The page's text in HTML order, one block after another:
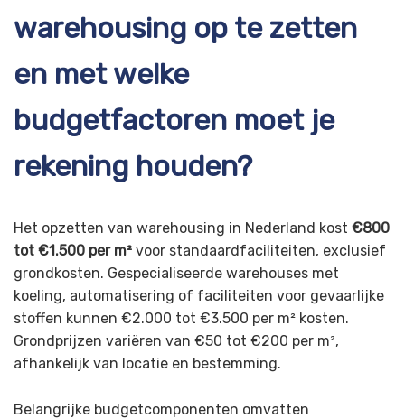
warehousing op te zetten
en met welke
budgetfactoren moet je
rekening houden?
Het opzetten van warehousing in Nederland kost €800
tot €1.500 per m² voor standaardfaciliteiten, exclusief
grondkosten. Gespecialiseerde warehouses met
koeling, automatisering of faciliteiten voor gevaarlijke
stoffen kunnen €2.000 tot €3.500 per m² kosten.
Grondprijzen variëren van €50 tot €200 per m²,
afhankelijk van locatie en bestemming.
Belangrijke budgetcomponenten omvatten